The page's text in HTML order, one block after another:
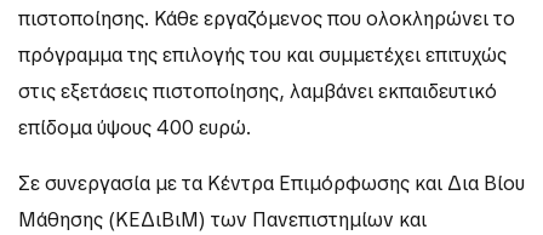
πιστοποίησης. Κάθε εργαζόμενος που ολοκληρώνει το
πρόγραμμα της επιλογής του και συμμετέχει επιτυχώς
στις εξετάσεις πιστοποίησης, λαμβάνει εκπαιδευτικό
επίδομα ύψους 400 ευρώ.
Σε συνεργασία με τα Κέντρα Επιμόρφωσης και Δια Βίου
Μάθησης (ΚΕΔιΒιΜ) των Πανεπιστημίων και